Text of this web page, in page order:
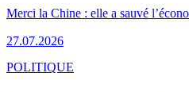
Merci la Chine : elle a sauvé
27.07.2026
POLITIQUE